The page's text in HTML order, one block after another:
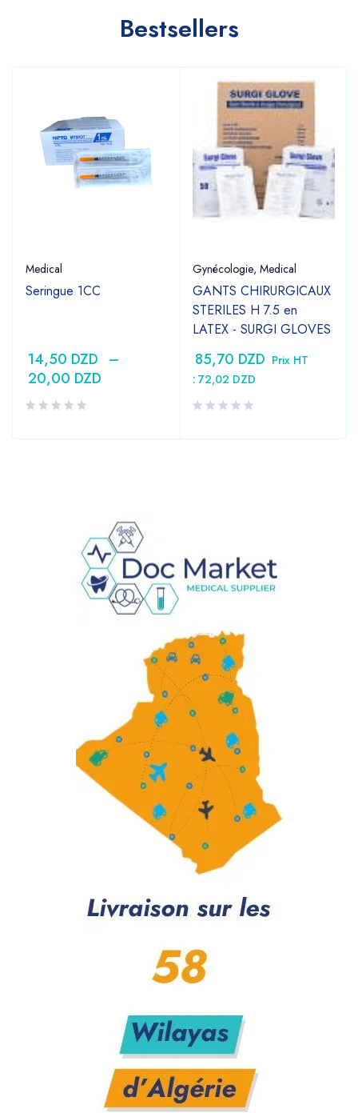
Bestsellers
Medical
Seringue 1CC
14,50 DZD –
20,00 DZD
Gynécologie, Medical
GANTS CHIRURGICAUX
STERILES H 7.5 en
LATEX - SURGI GLOVES
85,70 DZD Prix HT
: 72,02 DZD